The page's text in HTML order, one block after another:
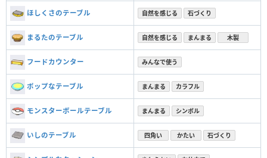
ほしくさのテーブル 自然を感じる 石づくり
まるたのテーブル 自然を感じる まんまる 木製
フードカウンター みんなで使う
ポップなテーブル まんまる カラフル
モンスターボールテーブル まんまる シンボル
いしのテーブル 四角い かたい 石づくり